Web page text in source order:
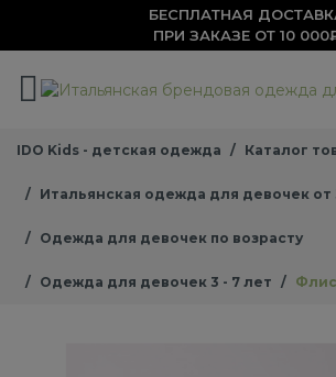
БЕСПЛАТНАЯ
ПРИ ЗАКАЗЕ ОТ 10
IDO Kids - детская одежда Каталог
Итальянская одежда для девочек от
Одежда для девочек по возрасту
Одежда для девочек 3 - 7 лет